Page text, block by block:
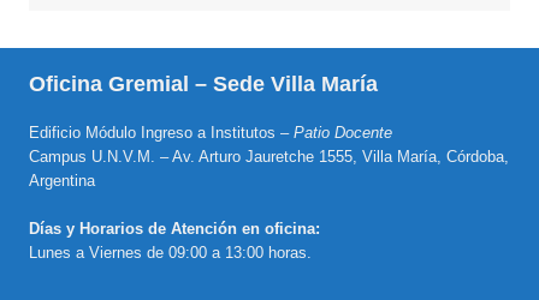
Oficina Gremial – Sede Villa María
Edificio Módulo Ingreso a Institutos – Patio Docente
Campus U.N.V.M. – Av. Arturo Jauretche 1555, Villa María, Córdoba,
Argentina
Días y Horarios de Atención en oficina:
Lunes a Viernes de 09:00 a 13:00 horas.